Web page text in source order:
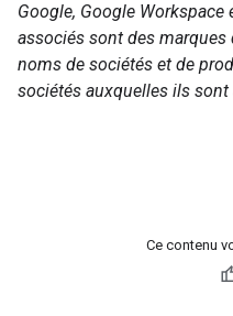
Google, Google
associés sont des marques
noms de sociétés et de
sociétés auxquelles ils sont
Ce contenu